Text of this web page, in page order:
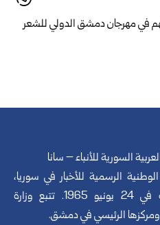
في مهرجان دمشق الدولي للشعر
السورية للأنباء – سانا
الوطنية الرسمية للأخبار في سوريا،
تأسست في 24 يونيو 1965. تتبع وزارة
ومركزها الرئيسي في دمشق.